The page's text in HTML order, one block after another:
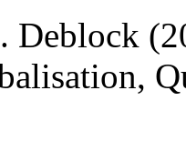
Deblock